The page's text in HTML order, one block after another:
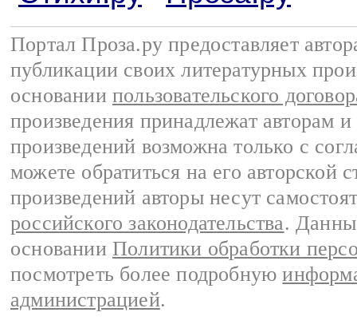
Портал Проза.ру предоставляет
публикации своих литературных
основании пользовательского
произведения принадлежат авторам
произведений возможна только с
можете обратиться на его авторской
произведений авторы несут
российского законодательства.
основании Политики обработки
посмотреть более подробную
администрацией.